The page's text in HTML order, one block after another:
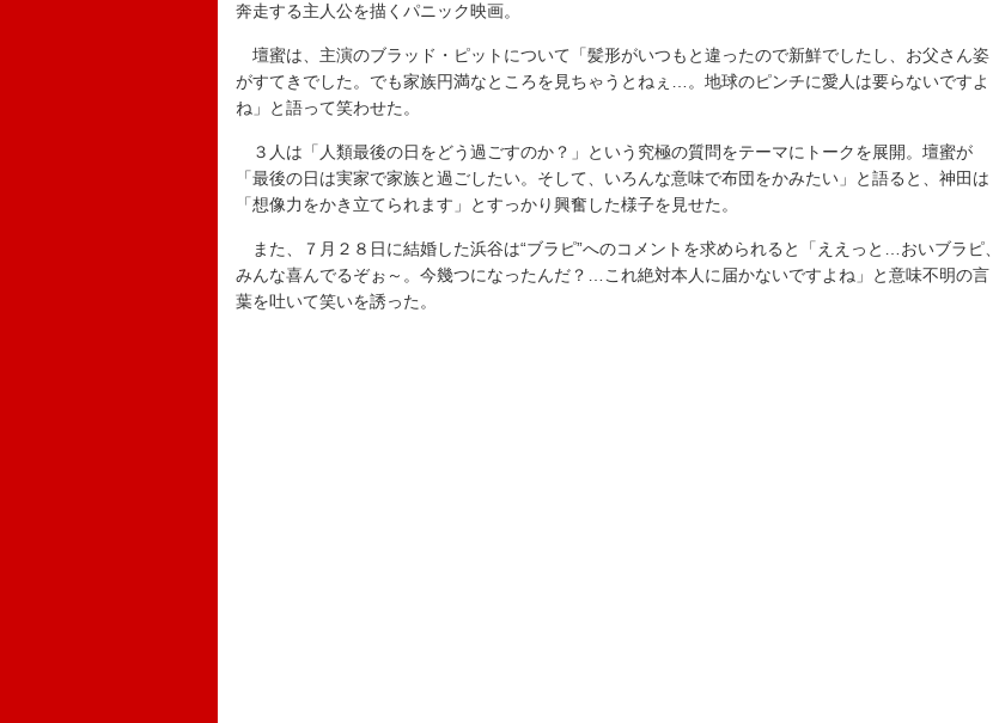
奔走する主人公を描くパニック映画。
壇蜜は、主演のブラッド・ピットについて「髪形がいつもと違ったので新鮮でしたし、お父さん姿
がすてきでした。でも家族円満なところを見ちゃうとねぇ…。地球のピンチに愛人は要らないですよ
ね」と語って笑わせた。
３人は「人類最後の日をどう過ごすのか？」という究極の質問をテーマにトークを展開。壇蜜が
「最後の日は実家で家族と過ごしたい。そして、いろんな意味で布団をかみたい」と語ると、神田は
「想像力をかき立てられます」とすっかり興奮した様子を見せた。
また、７月２８日に結婚した浜谷は“ブラピ”へのコメントを求められると「ええっと…おいブラピ、
みんな喜んでるぞぉ～。今幾つになったんだ？…これ絶対本人に届かないですよね」と意味不明の言
葉を吐いて笑いを誘った。